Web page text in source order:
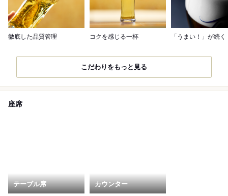
徹底した品質管理 コクを感じる一杯 「うまい！」が続く
こだわりをもっと見る
座席
テーブル席 カウンター